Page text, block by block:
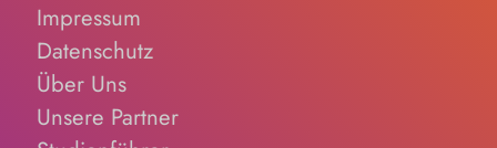
Impressum
Datenschutz
Über Uns
Unsere Partner